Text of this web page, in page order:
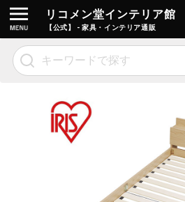
リコメン堂インテリア館
【公式】 - 家具・インテリア通販